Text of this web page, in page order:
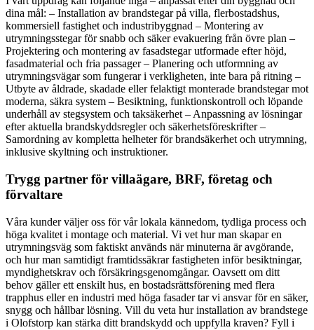
dina mål: – Installation av brandstegar på villa, flerbostadshus,
kommersiell fastighet och industribyggnad – Montering av
utrymningsstegar för snabb och säker evakuering från övre plan –
Projektering och montering av fasadstegar utformade efter höjd,
fasadmaterial och fria passager – Planering och utformning av
utrymningsvägar som fungerar i verkligheten, inte bara på ritning –
Utbyte av åldrade, skadade eller felaktigt monterade brandstegar mot
moderna, säkra system – Besiktning, funktionskontroll och löpande
underhåll av stegsystem och taksäkerhet – Anpassning av lösningar
efter aktuella brandskyddsregler och säkerhetsföreskrifter –
Samordning av kompletta helheter för brandsäkerhet och utrymning,
inklusive skyltning och instruktioner.
Trygg partner för villaägare, BRF, företag och
förvaltare
Våra kunder väljer oss för vår lokala kännedom, tydliga process och
höga kvalitet i montage och material. Vi vet hur man skapar en
utrymningsväg som faktiskt används när minuterna är avgörande,
och hur man samtidigt framtidssäkrar fastigheten inför besiktningar,
myndighetskrav och försäkringsgenomgångar. Oavsett om ditt
behov gäller ett enskilt hus, en bostadsrättsförening med flera
trapphus eller en industri med höga fasader tar vi ansvar för en säker,
snygg och hållbar lösning. Vill du veta hur installation av brandstege
i Olofstorp kan stärka ditt brandskydd och uppfylla kraven? Fyll i